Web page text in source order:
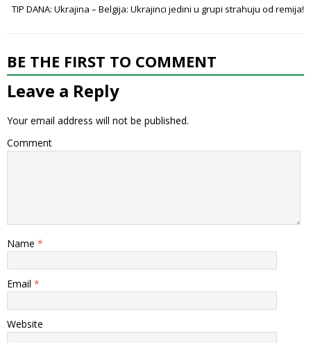
TIP DANA: Ukrajina – Belgija: Ukrajinci jedini u grupi strahuju od remija!
BE THE FIRST TO COMMENT
Leave a Reply
Your email address will not be published.
Comment
Name *
Email *
Website